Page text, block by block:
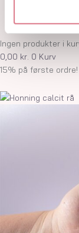
Ingen produkter i
0,00 kr. 0 Kurv
15% på første